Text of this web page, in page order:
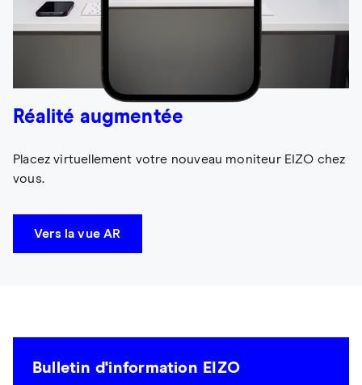
Réalité augmentée
Placez virtuellement votre nouveau moniteur EIZO chez
vous.
Vers la vue AR
Bulletin d'information EIZO